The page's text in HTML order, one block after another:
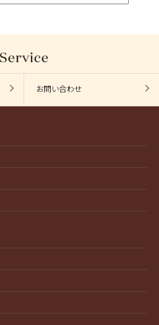
お問い合わせ